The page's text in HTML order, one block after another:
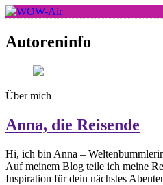
Skip
to
content
WOW-Air
Autoreninfo
Über mich
Anna, die Reisende
Hi, ich bin Anna –
Auf meinem Blog teile ich meine
Inspiration für dein nächstes